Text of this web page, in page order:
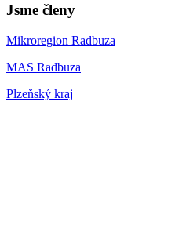
Jsme členy
Mikroregion Radbuza
MAS Radbuza
Plzeňský kraj